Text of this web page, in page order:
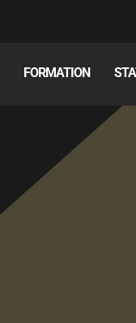
FORMATION